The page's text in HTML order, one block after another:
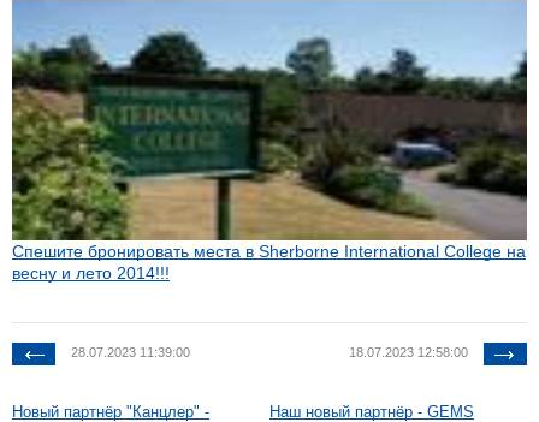
Спешите бронировать места в Sherborne International College на
весну и лето 2014!!!
28.07.2023 11:39:00
Новый партнёр "Канцлер" -
18.07.2023 12:58:00
Наш новый партнёр - GEMS